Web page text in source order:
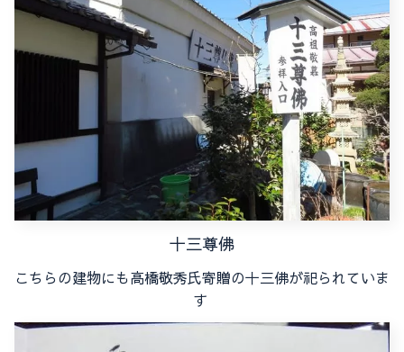
十三尊佛
こちらの建物にも高橋敬秀氏寄贈の十三佛が祀られていま
す